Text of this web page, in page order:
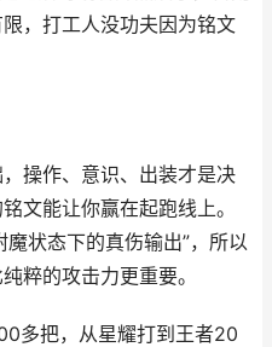
，打工人没功夫因为铭文
操作、意识、出装才是决
文能让你赢在起跑线上。
状态下的真伤输出”，所以
粹的攻击力更重要。
多把，从星耀打到王者20